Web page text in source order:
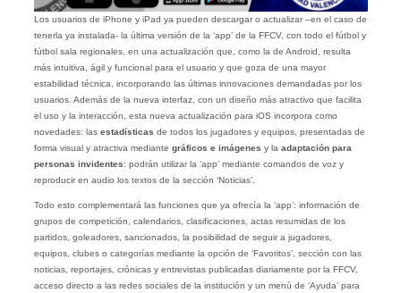
Los usuarios de iPhone y iPad ya pueden descargar o actualizar –en el caso de
tenerla ya instalada- la última versión de la ‘app’ de la FFCV, con todo el fútbol y
fútbol sala regionales, en una actualización que, como la de Android, resulta
más intuitiva, ágil y funcional para el usuario y que goza de una mayor
estabilidad técnica, incorporando las últimas innovaciones demandadas por los
usuarios. Además de la nueva interfaz, con un diseño más atractivo que facilita
el uso y la interacción, esta nueva actualización para iOS incorpora como
novedades: las estadísticas de todos los jugadores y equipos, presentadas de
forma visual y atractiva mediante gráficos e imágenes y la adaptación para
personas invidentes: podrán utilizar la ‘app’ mediante comandos de voz y
reproducir en audio los textos de la sección ‘Noticias’.
Todo esto complementará las funciones que ya ofrecía la ‘app’: información de
grupos de competición, calendarios, clasificaciones, actas resumidas de los
partidos, goleadores, sancionados, la posibilidad de seguir a jugadores,
equipos, clubes o categorías mediante la opción de ‘Favoritos’, sección con las
noticias, reportajes, crónicas y entrevistas publicadas diariamente por la FFCV,
acceso directo a las redes sociales de la institución y un menú de ‘Ayuda’ para